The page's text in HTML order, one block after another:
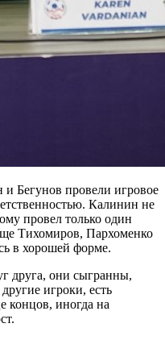
Бегунов провели игровое
Калинин не
провел только один
Тихомиров, Пархоменко
в хорошей форме.
друга, они сыгранны,
игроки, есть
концов, иногда на